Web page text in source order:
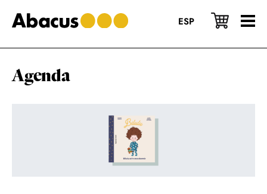
to
main
to
primary
to
footer
ESP
Agenda